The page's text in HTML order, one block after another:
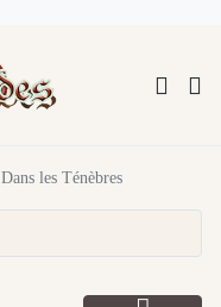
Dans les Ténèbres